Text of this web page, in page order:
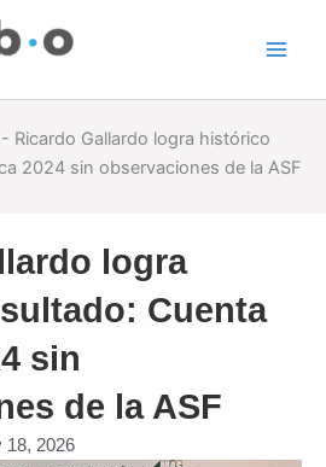
Ricardo Gallardo logra histórico
2024 sin observaciones de la ASF
logra
Cuenta
sin
de la ASF
18, 2026